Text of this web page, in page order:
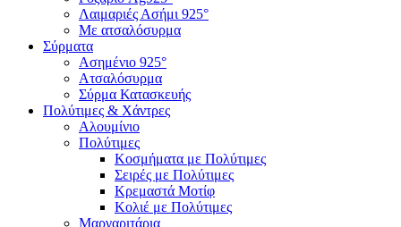
Λαιμαριές Ασήμι 925°
Με ατσαλόσυρμα
Σύρματα
Ασημένιο 925°
Ατσαλόσυρμα
Σύρμα Κατασκευής
Πολύτιμες & Χάντρες
Αλουμίνιο
Πολύτιμες
Κοσμήματα με Πολύτιμες
Σειρές με Πολύτιμες
Κρεμαστά Μοτίφ
Κολιέ με Πολύτιμες
Μαργαριτάρια